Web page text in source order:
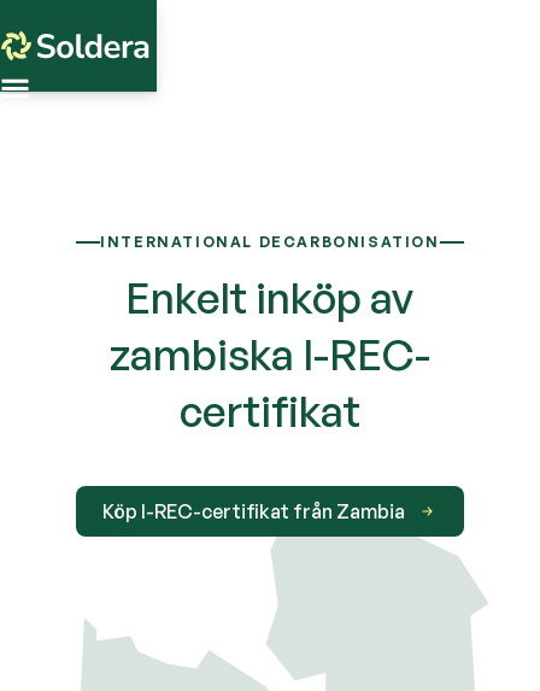
Enkelt inköp av
zambiska I-REC-
certifikat
INTERNATIONAL DECARBONISATION
Köp I-REC-certifikat från Zambia